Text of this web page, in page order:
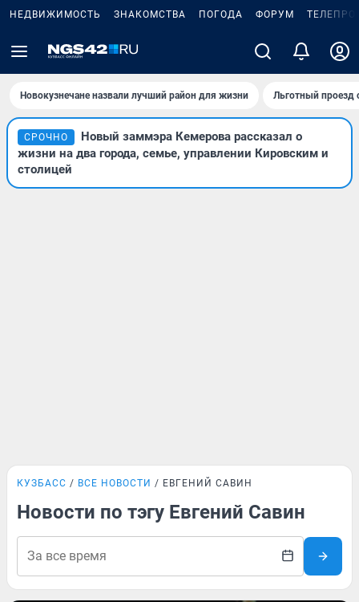
НЕДВИЖИМОСТЬ ЗНАКОМСТВА ПОГОДА ФОРУМ
Новокузнечане назвали лучший район для жизни Льготный проезд
СРОЧНО
Новый заммэра Кемерова рассказал о
жизни на два города, семье, управлении Кировским и
столицей
КУЗБАСС ВСЕ НОВОСТИ ЕВГЕНИЙ САВИН
Новости по тэгу Евгений Савин